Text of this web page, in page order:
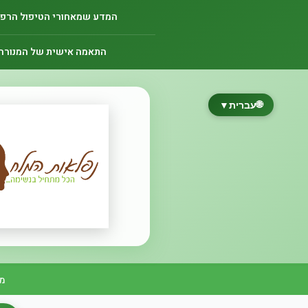
המדע שמאחורי הטיפול
התאמה אישית של
🌐עברית▼